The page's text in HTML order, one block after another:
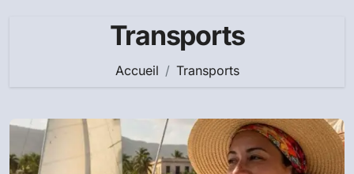
Transports
Accueil Transports